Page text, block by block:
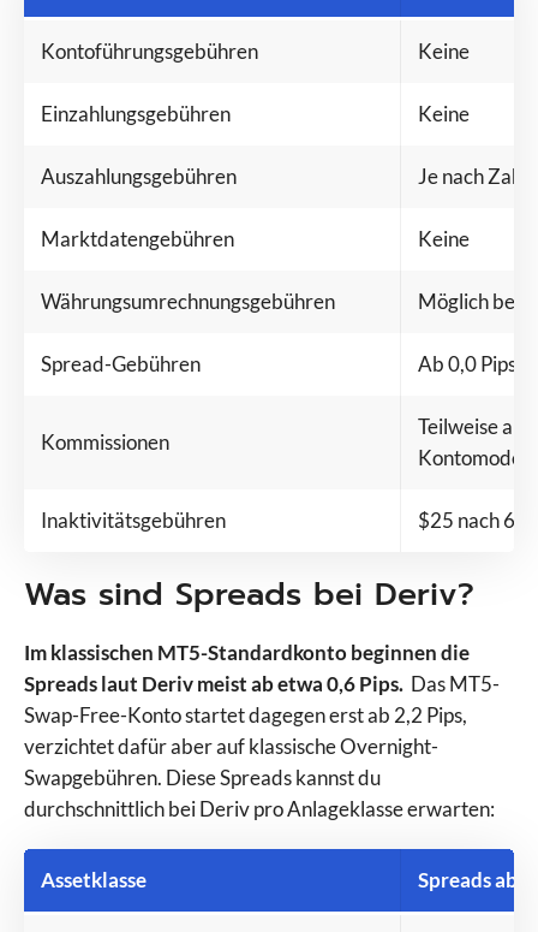
Kontoführungsgebühren Keine
Einzahlungsgebühren Keine
Auszahlungsgebühren Je nach
Marktdatengebühren Keine
Währungsumrechnungsgebühren Möglich bei
Spread-Gebühren Ab 0,0 Pips
Kommissionen
Teilweise
Inaktivitätsgebühren $25 nach 6
Was sind Spreads bei Deriv?
Im klassischen MT5-Standardkonto beginnen die
Spreads laut Deriv meist ab etwa 0,6 Pips. Das MT5-
Swap-Free-Konto startet dagegen erst ab 2,2 Pips,
verzichtet dafür aber auf klassische Overnight-
Swapgebühren. Diese Spreads kannst du
durchschnittlich bei Deriv pro Anlageklasse erwarten:
Assetklasse Spreads ab